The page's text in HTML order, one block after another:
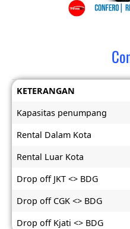
KETERANGAN
Kapasitas penumpang
Rental Dalam Kota
Rental Luar Kota
Drop off JKT <> BDG
Drop off CGK <> BDG
Drop off Kjati <> BDG